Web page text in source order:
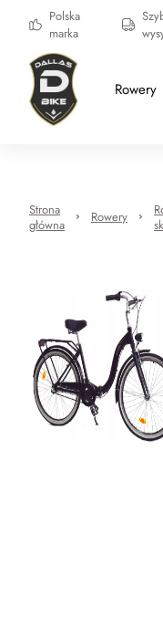
Polska
marka
Rowery
Strona
główna
Rowery